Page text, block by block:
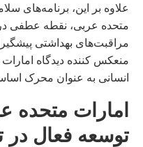
علاوه بر این، برنامه‌های
متحده عربی، نقطه عطفی در
مراقبت‌های بهداشتی
منعکس کننده دیدگاه
انسانی به عنوان محرک
امارات
توسعه فعال در